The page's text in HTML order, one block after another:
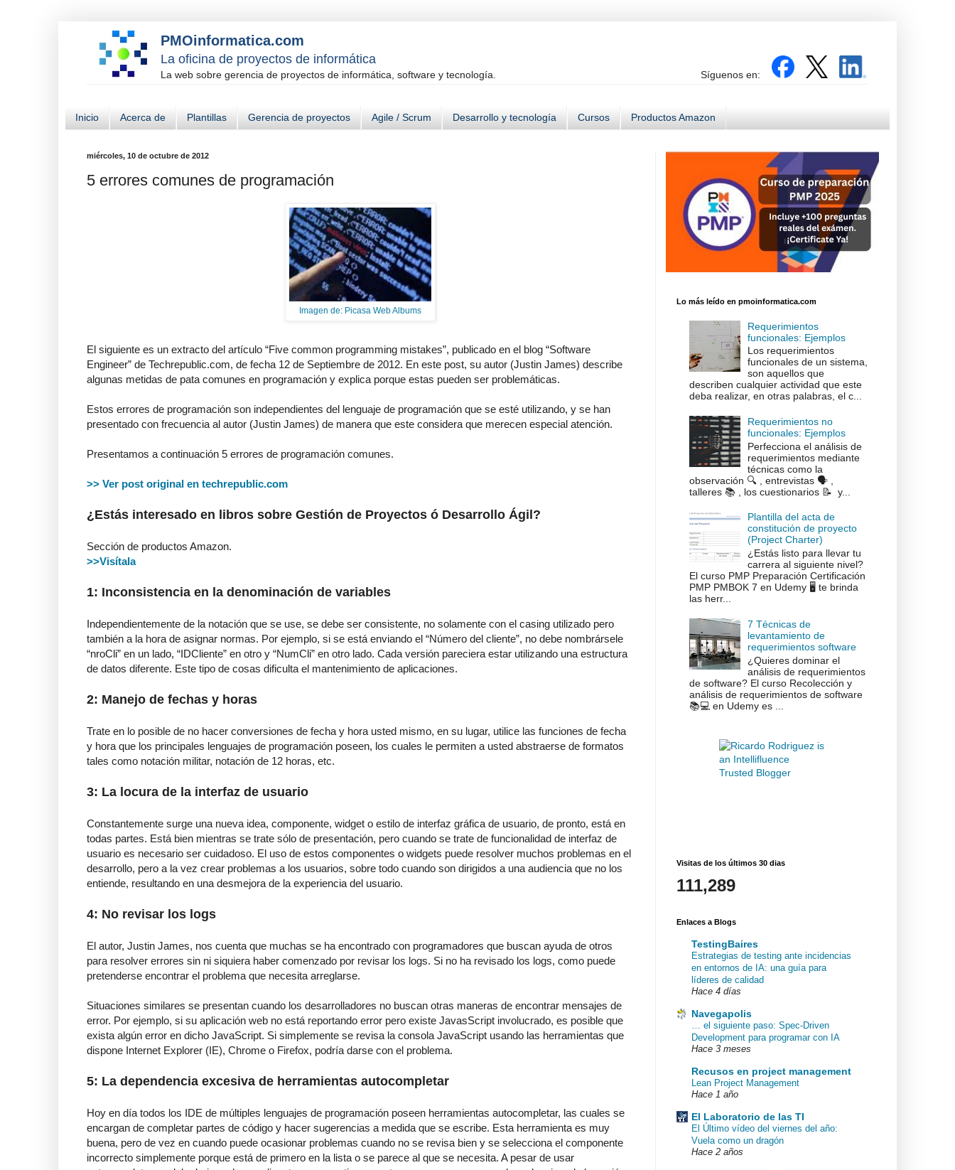
PMOinformatica.com
La oficina de proyectos de informática
La web sobre gerencia de proyectos de informática, software y tecnología. Síguenos en:
Inicio Acerca de Plantillas Gerencia de proyectos Agile / Scrum Desarrollo y tecnología Cursos Productos Amazon
miércoles, 10 de octubre de 2012
5 errores comunes de programación
Imagen de: Picasa Web Albums
El siguiente es un extracto del artículo “Five common programming mistakes”, publicado en el blog “Software
Engineer” de Techrepublic.com, de fecha 12 de Septiembre de 2012. En este post, su autor (Justin James) describe
algunas metidas de pata comunes en programación y explica porque estas pueden ser problemáticas.
Estos errores de programación son independientes del lenguaje de programación que se esté utilizando, y se han
presentado con frecuencia al autor (Justin James) de manera que este considera que merecen especial atención.
Presentamos a continuación 5 errores de programación comunes.
>> Ver post original en techrepublic.com
¿Estás interesado en libros sobre Gestión de Proyectos ó Desarrollo Ágil?
Sección de productos Amazon.
>>Visítala
1: Inconsistencia en la denominación de variables
Independientemente de la notación que se use, se debe ser consistente, no solamente con el casing utilizado pero
también a la hora de asignar normas. Por ejemplo, si se está enviando el “Número del cliente”, no debe nombrársele
“nroCli” en un lado, “IDCliente” en otro y “NumCli” en otro lado. Cada versión pareciera estar utilizando una estructura
de datos diferente. Este tipo de cosas dificulta el mantenimiento de aplicaciones.
2: Manejo de fechas y horas
Trate en lo posible de no hacer conversiones de fecha y hora usted mismo, en su lugar, utilice las funciones de fecha
y hora que los principales lenguajes de programación poseen, los cuales le permiten a usted abstraerse de formatos
tales como notación militar, notación de 12 horas, etc.
3: La locura de la interfaz de usuario
Constantemente surge una nueva idea, componente, widget o estilo de interfaz gráfica de usuario, de pronto, está en
todas partes. Está bien mientras se trate sólo de presentación, pero cuando se trate de funcionalidad de interfaz de
usuario es necesario ser cuidadoso. El uso de estos componentes o widgets puede resolver muchos problemas en el
desarrollo, pero a la vez crear problemas a los usuarios, sobre todo cuando son dirigidos a una audiencia que no los
entiende, resultando en una desmejora de la experiencia del usuario.
4: No revisar los logs
El autor, Justin James, nos cuenta que muchas se ha encontrado con programadores que buscan ayuda de otros
para resolver errores sin ni siquiera haber comenzado por revisar los logs. Si no ha revisado los logs, como puede
pretenderse encontrar el problema que necesita arreglarse.
Situaciones similares se presentan cuando los desarrolladores no buscan otras maneras de encontrar mensajes de
error. Por ejemplo, si su aplicación web no está reportando error pero existe JavasScript involucrado, es posible que
exista algún error en dicho JavaScript. Si simplemente se revisa la consola JavaScript usando las herramientas que
dispone Internet Explorer (IE), Chrome o Firefox, podría darse con el problema.
5: La dependencia excesiva de herramientas autocompletar
Hoy en día todos los IDE de múltiples lenguajes de programación poseen herramientas autocompletar, las cuales se
encargan de completar partes de código y hacer sugerencias a medida que se escribe. Esta herramienta es muy
buena, pero de vez en cuando puede ocasionar problemas cuando no se revisa bien y se selecciona el componente
incorrecto simplemente porque está de primero en la lista o se parece al que se necesita. A pesar de usar
Lo más leído en pmoinformatica.com
Requerimientos
funcionales: Ejemplos
Los requerimientos
funcionales de un sistema,
son aquellos que
describen cualquier actividad que este
deba realizar, en otras palabras, el c...
Requerimientos no
funcionales: Ejemplos
Perfecciona el análisis de
requerimientos mediante
técnicas como la
observación 🔍 , entrevistas 🗣️ ,
talleres 📚 , los cuestionarios 📝 y...
Plantilla del acta de
constitución de proyecto
(Project Charter)
¿Estás listo para llevar tu
carrera al siguiente nivel?
El curso PMP Preparación Certificación
PMP PMBOK 7 en Udemy 🖥️ te brinda
las herr...
7 Técnicas de
levantamiento de
requerimientos software
¿Quieres dominar el
análisis de requerimientos
de software? El curso Recolección y
análisis de requerimientos de software
📚💻 en Udemy es ...
Visitas de los últimos 30 dias
111,289
Enlaces a Blogs
TestingBaires
Estrategias de testing ante incidencias
en entornos de IA: una guía para
líderes de calidad
Hace 4 días
Navegapolis
… el siguiente paso: Spec-Driven
Development para programar con IA
Hace 3 meses
Recusos en project management
Lean Project Management
Hace 1 año
El Laboratorio de las TI
El Último vídeo del viernes del año:
Vuela como un dragón
Hace 2 años